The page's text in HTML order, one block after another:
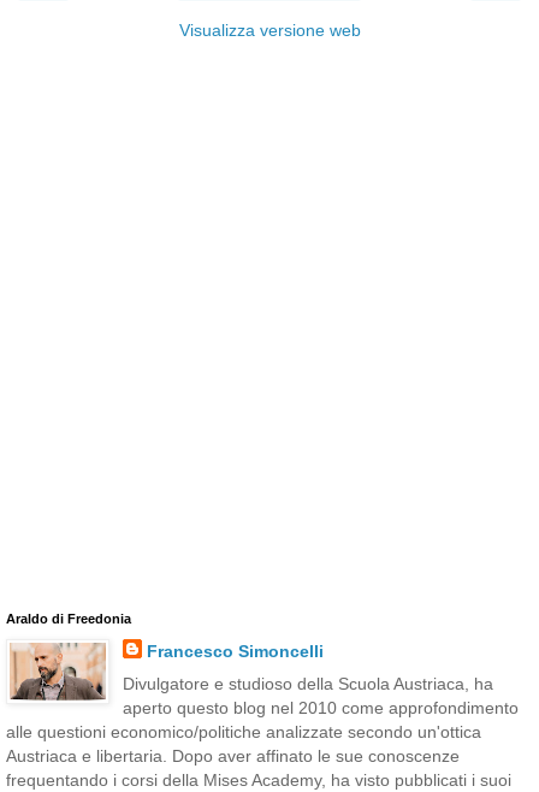
Visualizza versione web
Araldo di Freedonia
Francesco Simoncelli
Divulgatore e studioso della Scuola Austriaca, ha
aperto questo blog nel 2010 come approfondimento
alle questioni economico/politiche analizzate secondo un'ottica
Austriaca e libertaria. Dopo aver affinato le sue conoscenze
frequentando i corsi della Mises Academy, ha visto pubblicati i suoi